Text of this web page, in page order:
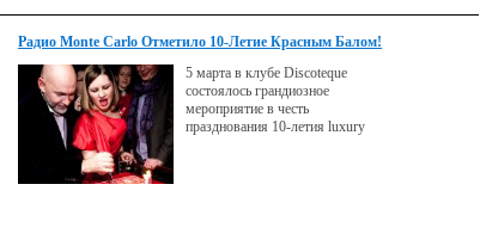
Радио Monte Carlo Отметило 10-Летие Красным Балом!
5 марта в клубе Discoteque
состоялось грандиозное
мероприятие в честь
празднования 10-летия luxury